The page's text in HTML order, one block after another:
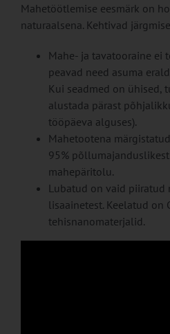
Mahetöötlemise eesmärk on
naturaalsena. Kehtivad
Mahe- ja tavatooraine ei
peavad need asuma
Kui seadmed on ühised,
alustada pärast
tööpäeva alguses).
Mahetootena
95%
mahepäritolu.
Lubatud on vaid
lisaainetest. Keelatud on
tehisnanomaterjalid.